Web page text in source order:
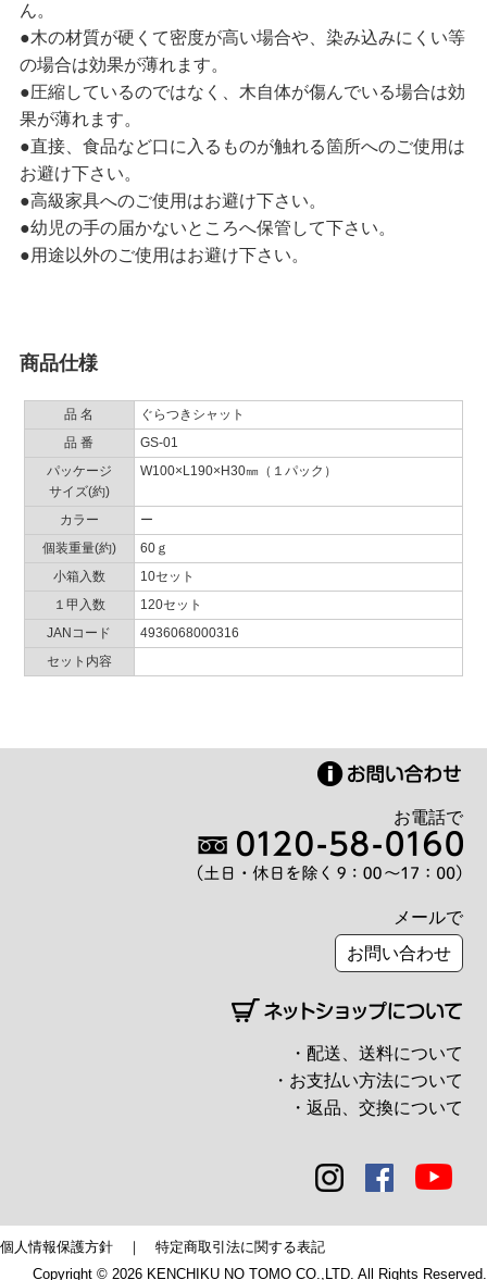
ん。
●木の材質が硬くて密度が高い場合や、染み込みにくい等
の場合は効果が薄れます。
●圧縮しているのではなく、木自体が傷んでいる場合は効
果が薄れます。
●直接、食品など口に入るものが触れる箇所へのご使用は
お避け下さい。
●高級家具へのご使用はお避け下さい。
●幼児の手の届かないところへ保管して下さい。
●用途以外のご使用はお避け下さい。
商品仕様
品 名
ぐらつきシャット
品 番
GS-01
パッケージ
サイズ(約)
W100×L190×H30㎜（１パック）
カラー
ー
個装重量(約)
60ｇ
小箱入数
10セット
１甲入数
120セット
JANコード
4936068000316
セット内容
お電話で
メールで
お問い合わせ
・配送、送料について
・お支払い方法について
・返品、交換について
個人情報保護方針 ｜ 特定商取引法に関する表記
Copyright © 2026 KENCHIKU NO TOMO CO.,LTD. All Rights Reserved.